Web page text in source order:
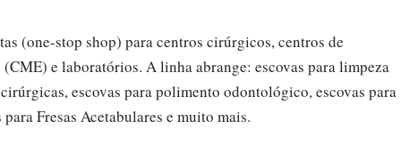
(one-stop shop) para centros cirúrgicos, centros de
e laboratórios. A linha abrange: escovas para limpeza
escovas para polimento odontológico, escovas para
Fresas Acetabulares e muito mais.